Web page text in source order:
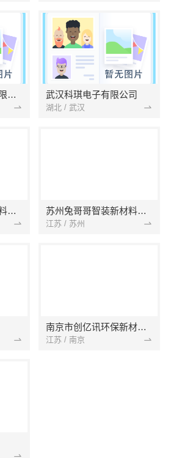
上海芸英工业皮带有限公司 武汉科琪电子有限公司
湖北 / 武汉
江西圣匠新型环保材料有限公司 苏州兔哥哥智装新材料有限公司
江苏 / 苏州
南京市创亿讯环保新材料有限公司
江苏 / 南京